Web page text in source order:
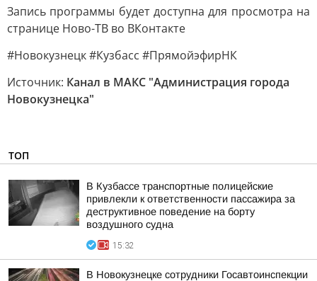
Запись программы будет доступна для просмотра на
странице Ново-ТВ во ВКонтакте
#Новокузнецк #Кузбасс #ПрямойэфирНК
Источник: Канал в МАКС "Администрация города
Новокузнецка"
ТОП
В Кузбассе транспортные полицейские
привлекли к ответственности пассажира за
деструктивное поведение на борту
воздушного судна
15:32
В Новокузнецке сотрудники Госавтоинспекции